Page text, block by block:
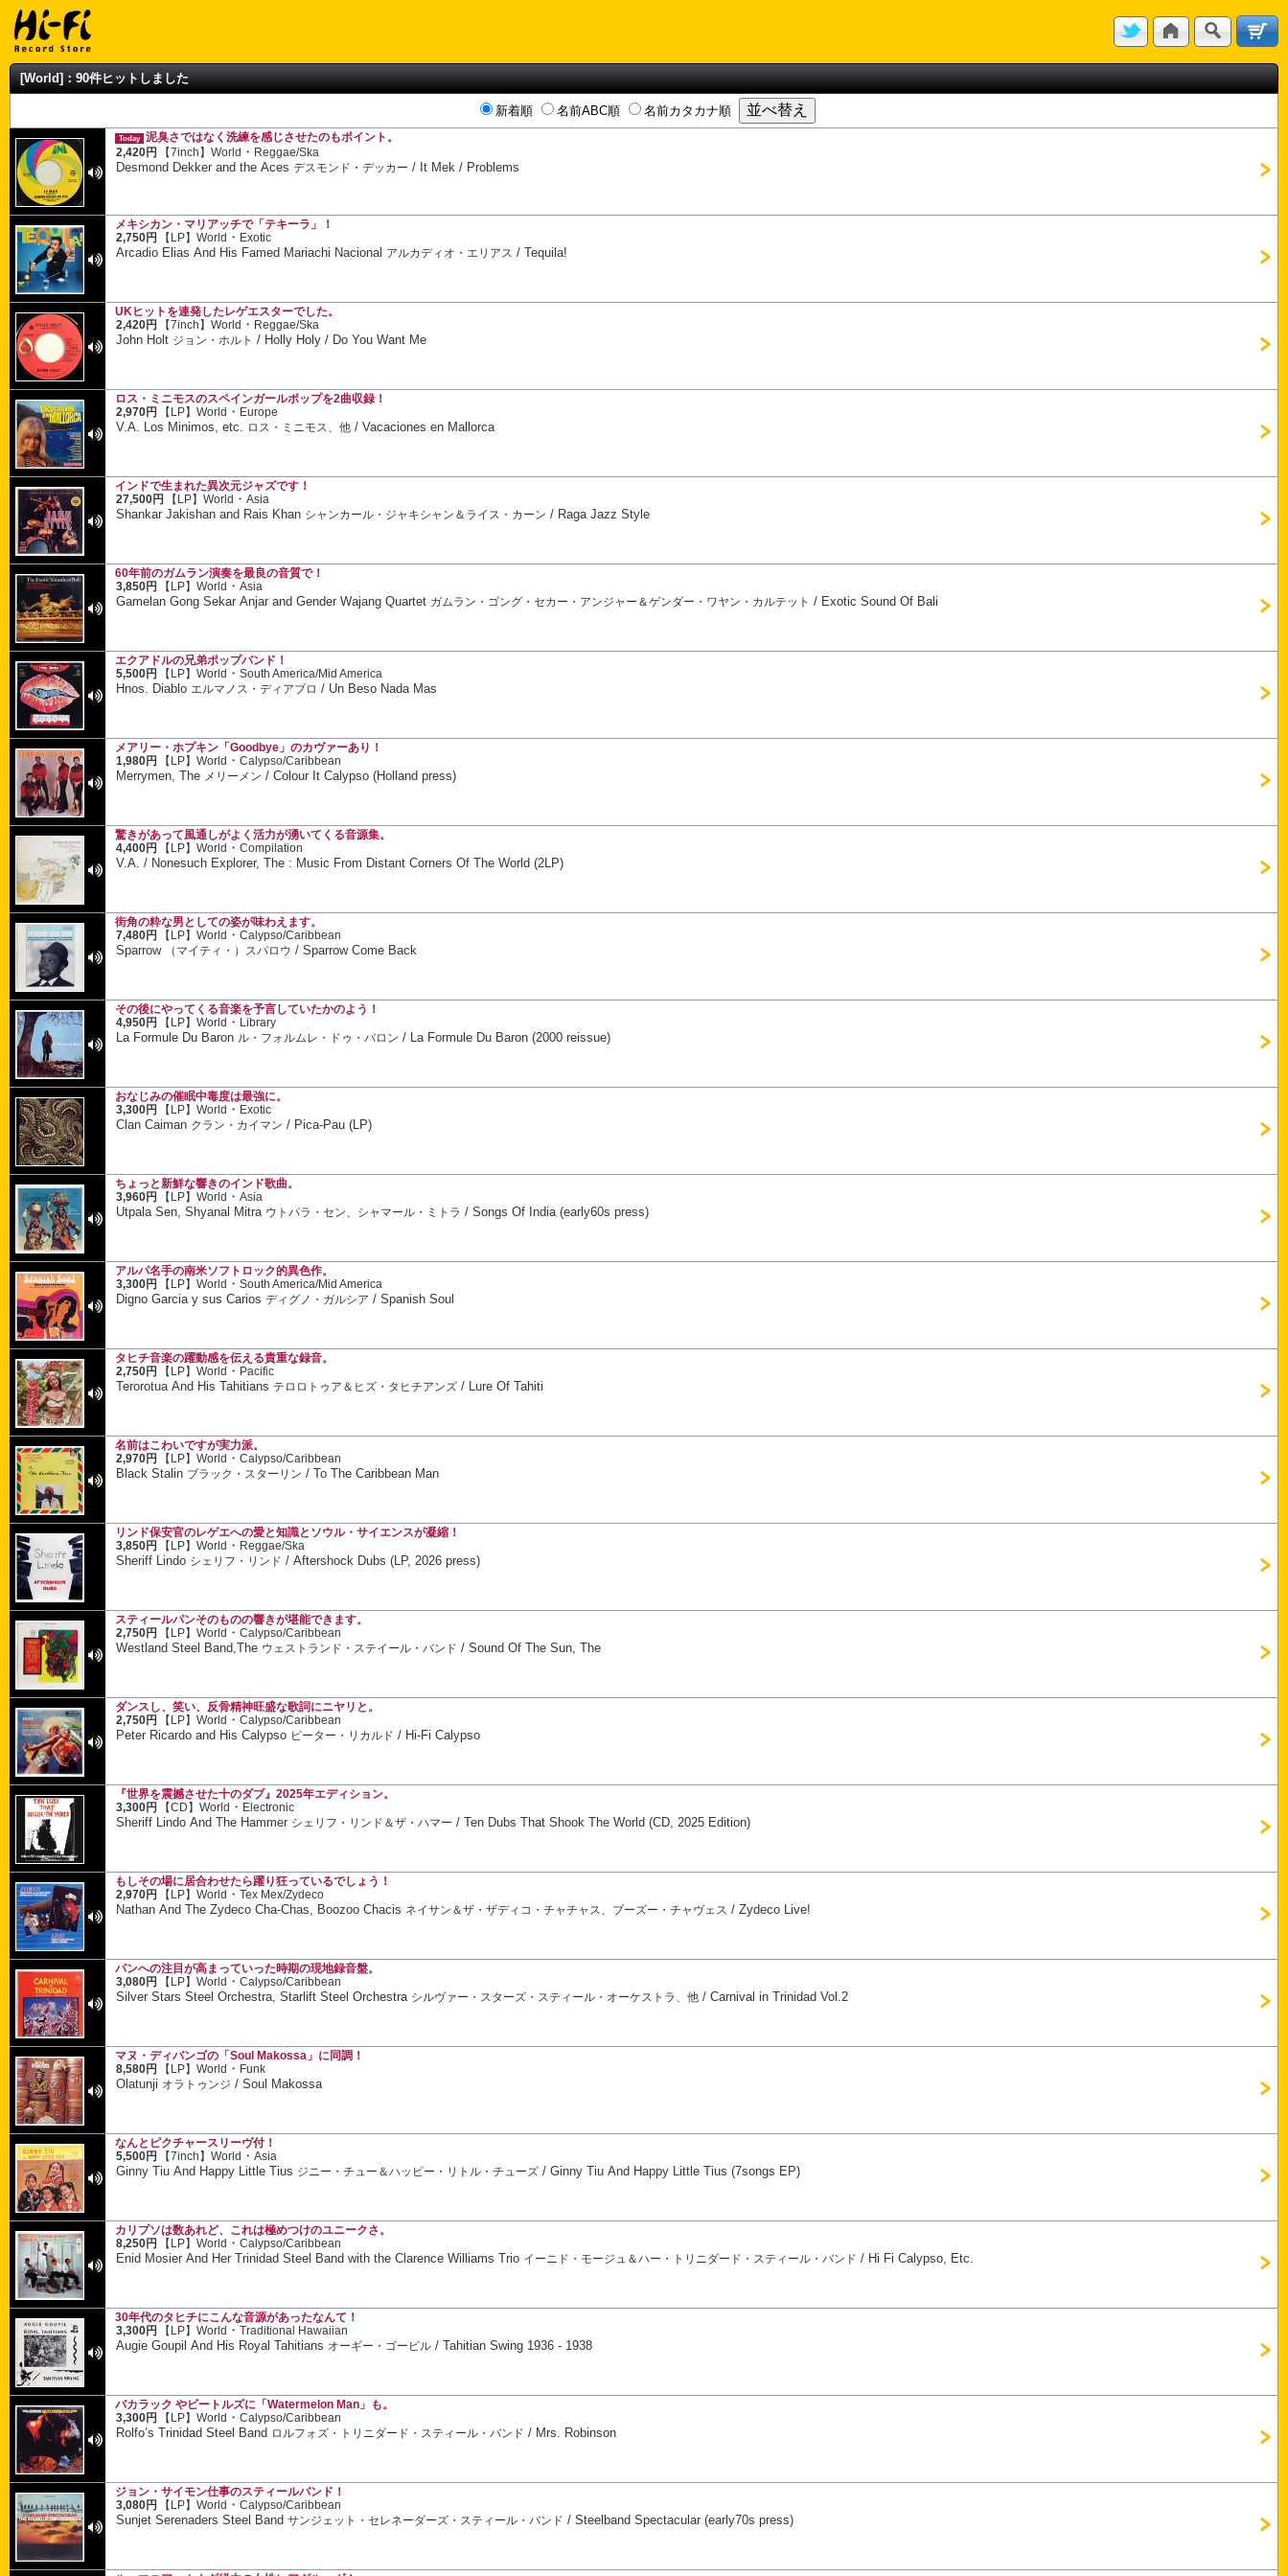
[World]：90件ヒットしました
新着順 名前ABC順 名前カタカナ順
Today
泥臭さではなく洗練を感じさせたのもポイント。
2,420円
【7inch】World ・ Reggae/Ska
Desmond Dekker and the Acesデスモンド・デッカー / It Mek / Problems
メキシカン・マリアッチで「テキーラ」！
2,750円
【LP】World ・ Exotic
Arcadio Elias And His Famed Mariachi Nacional アルカディオ・エリアス /Tequila!
UKヒットを連発したレゲエスターでした。
2,420円
【7inch】World ・ Reggae/Ska
John Holt ジョン・ホルト / Holly Holy / Do You Want Me
ロス・ミニモスのスペインガールポップを2曲収録！
2,970円
【LP】World ・ Europe
V.A. Los Minimos, etc. ロス・ミニモス、他 /Vacaciones en Mallorca
インドで生まれた異次元ジャズです！
27,500円
【LP】World ・Asia
Shankar Jakishan and Rais Khan シャンカール・ジャキシャン＆ライス・カーン / Raga Jazz Style
60年前のガムラン演奏を最良の音質で！
3,850円
【LP】World ・Asia
Gamelan Gong Sekar Anjar and Gender Wajang Quartet ガムラン・ゴング・セカー・アンジャー＆ゲンダー・ワヤン・カルテット / Exotic Sound Of Bali
エクアドルの兄弟ポップバンド！
5,500円
【LP】World ・South America/Mid America
Hnos. Diablo エルマノス・ディアブロ / Un Beso Nada Mas
メアリー・ホプキン「Goodbye」のカヴァーあり！
1,980円
【LP】World ・Calypso/Caribbean
Merrymen, The メリーメン /Colour It Calypso (Holland press)
驚きがあって風通しがよく活力が湧いてくる音源集。
4,400円
【LP】World ・Compilation
V.A./ Nonesuch Explorer, The : Music From Distant Corners Of The World (2LP)
街角の粋な男としての姿が味わえます。
7,480円
【LP】World ・Calypso/Caribbean
Sparrow （マイティ・）スパロウ /Sparrow Come Back
その後にやってくる音楽を予言していたかのよう！
4,950円
【LP】World ・ Library
La Formule Du Baron ル・フォルムレ・ドゥ・バロン / La Formule Du Baron (2000 reissue)
おなじみの催眠中毒度は最強に。
3,300円
【LP】World ・ Exotic
Clan Caiman クラン・カイマン / Pica-Pau (LP)
ちょっと新鮮な響きのインド歌曲。
3,960円
【LP】World ・Asia
Utpala Sen, Shyanal Mitra ウトパラ・セン、シャマール・ミトラ /Songs Of India (early60s press)
アルパ名手の南米ソフトロック的異色作。
3,300円
【LP】World ・South America/Mid America
Digno Garcia y sus Cariosディグノ・ガルシア /Spanish Soul
タヒチ音楽の躍動感を伝える貴重な録音。
2,750円
【LP】World ・ Pacific
Terorotua And His Tahitians テロロトゥア＆ヒズ・タヒチアンズ / Lure Of Tahiti
名前はこわいですが実力派。
2,970円
【LP】World ・Calypso/Caribbean
Black Stalin ブラック・スターリン /To The Caribbean Man
リンド保安官のレゲエへの愛と知識とソウル・サイエンスが凝縮！
3,850円
【LP】World ・ Reggae/Ska
Sheriff Lindo シェリフ・リンド /Aftershock Dubs (LP, 2026 press)
スティールパンそのものの響きが堪能できます。
2,750円
【LP】World ・Calypso/Caribbean
Westland Steel Band,The ウェストランド・ステイール・バンド /Sound Of The Sun, The
ダンスし、笑い、反骨精神旺盛な歌詞にニヤリと。
2,750円
【LP】World ・Calypso/Caribbean
Peter Ricardo and His Calypso ピーター・リカルド / Hi-Fi Calypso
『世界を震撼させた十のダブ』2025年エディション。
3,300円
【CD】World ・ Electronic
Sheriff Lindo And The Hammer シェリフ・リンド＆ザ・ハマー /Ten Dubs That Shook The World (CD, 2025 Edition)
もしその場に居合わせたら躍り狂っているでしょう！
2,970円
【LP】World ・ Tex Mex/Zydeco
Nathan And The Zydeco Cha-Chas, Boozoo Chacis ネイサン＆ザ・ザディコ・チャチャス、ブーズー・チャヴェス /Zydeco Live!
パンへの注目が高まっていった時期の現地録音盤。
3,080円
【LP】World ・Calypso/Caribbean
Silver Stars Steel Orchestra, Starlift Steel Orchestra シルヴァー・スターズ・スティール・オーケストラ、他 /Carnival in Trinidad Vol.2
マヌ・ディバンゴの「Soul Makossa」に同調！
8,580円
【LP】World ・ Funk
Olatunji オラトゥンジ /Soul Makossa
なんとピクチャースリーヴ付！
5,500円
【7inch】World ・Asia
Ginny Tiu And Happy Little Tius ジニー・チュー＆ハッピー・リトル・チューズ /Ginny Tiu And Happy Little Tius (7songs EP)
カリプソは数あれど、これは極めつけのユニークさ。
8,250円
【LP】World ・Calypso/Caribbean
Enid Mosier And Her Trinidad Steel Band with the Clarence Williams Trio イーニド・モージュ＆ハー・トリニダード・スティール・バンド / Hi Fi Calypso, Etc.
30年代のタヒチにこんな音源があったなんて！
3,300円
【LP】World ・ Traditional Hawaiian
Augie Goupil And His Royal Tahitians オーギー・ゴーピル /Tahitian Swing 1936 - 1938
バカラック やビートルズに「Watermelon Man」も。
3,300円
【LP】World ・Calypso/Caribbean
Rolfo’s Trinidad Steel Band ロルフォズ・トリニダード・スティール・バンド / Mrs. Robinson
ジョン・サイモン仕事のスティールバンド！
3,080円
【LP】World ・Calypso/Caribbean
Sunjet Serenaders Steel Bandサンジェット・セレネーダーズ・スティール・バンド /Steelband Spectacular (early70s press)